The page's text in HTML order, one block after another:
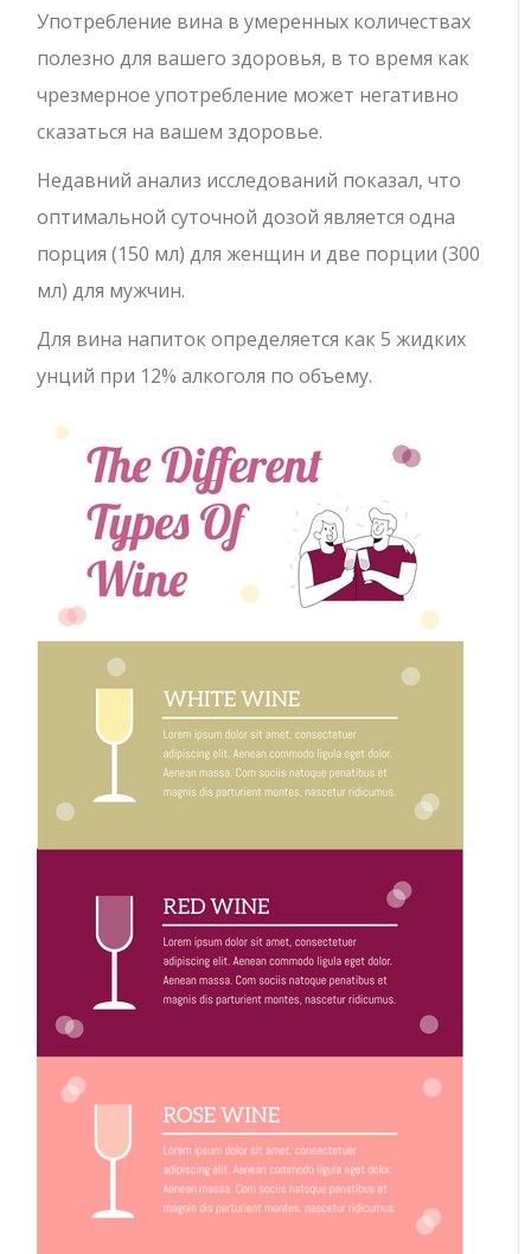
Употребление вина в умеренных количествах
полезно для вашего здоровья, в то время как
чрезмерное употребление может негативно
сказаться на вашем здоровье.
Недавний анализ исследований показал, что
оптимальной суточной дозой является одна
порция (150 мл) для женщин и две порции (300
мл) для мужчин.
Для вина напиток определяется как 5 жидких
унций при 12% алкоголя по объему.